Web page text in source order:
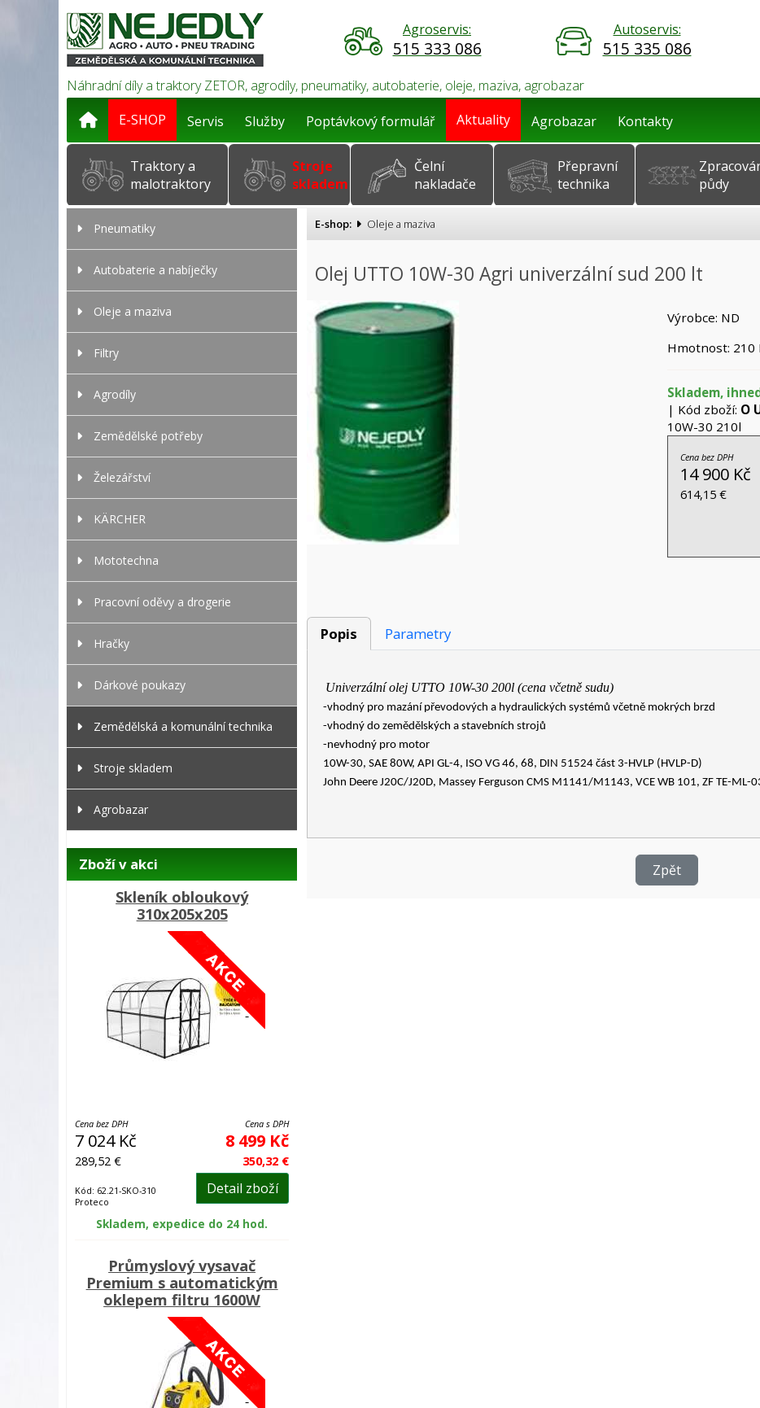
Náhradní díly a traktory ZETOR, agrodíly, pneumatiky, autobaterie, oleje, maziva, agrobazar
Agroservis:
515 333 086
Autoservis:
515 335 086
E-SHOP Servis Služby Poptávkový formulář Aktuality Agrobazar Kontakty
Traktory a
malotraktory
Stroje
skladem
Čelní
nakladače
Přepravní
technika
půdy
Pneumatiky
Autobaterie a nabíječky
Oleje a maziva
Filtry
Agrodíly
Zemědělské potřeby
Železářství
KÄRCHER
Mototechna
Pracovní oděvy a drogerie
Hračky
Dárkové poukazy
Zemědělská a komunální technika
Stroje skladem
Agrobazar
Zboží v akci
Skleník obloukový
310x205x205
Cena bez DPH
7 024 Kč
289,52 €
Cena s DPH
8 499 Kč
350,32 €
Kód: 62.21-SKO-310
Proteco
Detail zboží
Skladem, expedice do 24 hod.
Průmyslový vysavač
Premium s automatickým
oklepem filtru 1600W
E-shop: Oleje a maziva
Olej UTTO 10W-30 Agri univerzální sud 200 lt
Výrobce: ND
Hmotnost: 210
Skladem,
| Kód zboží: O
10W-30 210l
Cena bez DPH
14 900 Kč
614,15 €
Popis Parametry
Univerzální olej UTTO 10W-30 200l (cena včetně sudu)
-vhodný pro mazání převodových a hydraulických systémů včetně mokrých brzd
-vhodný do zemědělských a stavebních strojů
-nevhodný pro motor
10W-30, SAE 80W, API GL-4, ISO VG 46, 68, DIN 51524 část 3-HVLP (HVLP-D)
John Deere J20C/J20D, Massey Ferguson CMS M1141/M1143, VCE WB 101, ZF TE-ML-
Zpět